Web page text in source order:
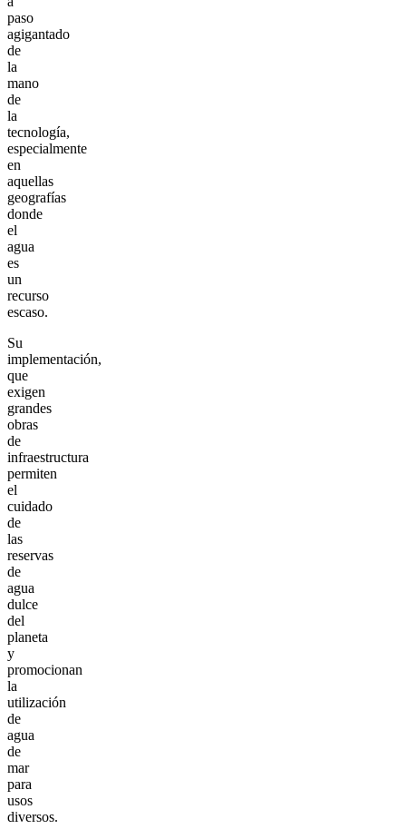
paso
agigantado
de
la
mano
de
la
tecnología,
especialmente
en
aquellas
geografías
donde
el
agua
es
un
recurso
escaso.
Su
implementación,
que
exigen
grandes
obras
de
infraestructura
permiten
el
cuidado
de
las
reservas
de
agua
dulce
del
planeta
y
promocionan
la
utilización
de
agua
de
mar
para
usos
diversos.